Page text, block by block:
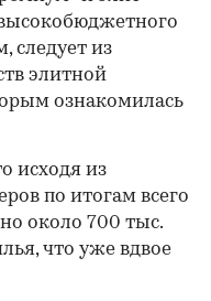
следует из
элитной
ознакомилась
исходя из
по итогам всего
около 700 тыс.
что уже вдвое